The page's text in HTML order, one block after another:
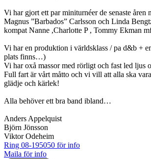
Vi har gjort ett par miniturnéer de senaste åren
Magnus ”Barbados” Carlsson och Linda
kompat Nanne ,Charlotte P , Tommy Ekman
Vi har en produktion i världsklass / pa d&b +
plats finns…)
Vi har oxå massor med rörligt och fast led ljus
Full fart är vårt måtto och vi vill att alla ska
glädje och kärlek!
Alla behöver ett bra band ibland…
Anders Appelquist
Björn Jönsson
Viktor Odeheim
Ring 08-195050 för info
Maila för info